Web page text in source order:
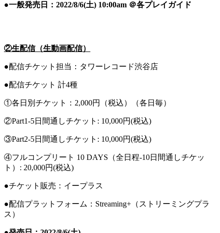
●一般発売日：2022/8/6(土) 10:00am ＠各プレイガイド
②生配信（生動画配信）
●配信チケット担当：タワーレコード渋谷店
●配信チケット 計4種
①各日別チケット：2,000円（税込）（各日毎）
②Part1-5日間通しチケット: 10,000円(税込)
③Part2-5日間通しチケット: 10,000円(税込)
④フルコンプリート 10 DAYS（全日程-10日間通しチケッ
ト）: 20,000円(税込)
●チケット販売：イープラス
●配信プラットフォーム：Streaming+（ストリーミングプラ
ス）